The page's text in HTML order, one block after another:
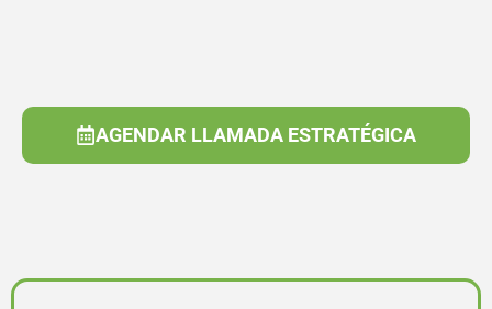
AGENDAR LLAMADA ESTRATÉGICA